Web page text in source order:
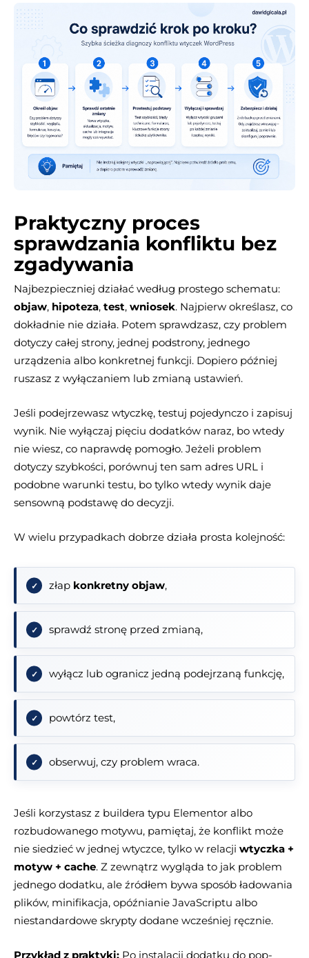
Praktyczny proces
sprawdzania konfliktu bez
zgadywania
Najbezpieczniej działać według prostego schematu:
objaw, hipoteza, test, wniosek. Najpierw określasz, co
dokładnie nie działa. Potem sprawdzasz, czy problem
dotyczy całej strony, jednej podstrony, jednego
urządzenia albo konkretnej funkcji. Dopiero później
ruszasz z wyłączaniem lub zmianą ustawień.
Jeśli podejrzewasz wtyczkę, testuj pojedynczo i zapisuj
wynik. Nie wyłączaj pięciu dodatków naraz, bo wtedy
nie wiesz, co naprawdę pomogło. Jeżeli problem
dotyczy szybkości, porównuj ten sam adres URL i
podobne warunki testu, bo tylko wtedy wynik daje
sensowną podstawę do decyzji.
W wielu przypadkach dobrze działa prosta kolejność:
złap konkretny objaw,
sprawdź stronę przed zmianą,
wyłącz lub ogranicz jedną podejrzaną funkcję,
powtórz test,
obserwuj, czy problem wraca.
Jeśli korzystasz z buildera typu Elementor albo
rozbudowanego motywu, pamiętaj, że konflikt może
nie siedzieć w jednej wtyczce, tylko w relacji wtyczka +
motyw + cache. Z zewnątrz wygląda to jak problem
jednego dodatku, ale źródłem bywa sposób ładowania
plików, minifikacja, opóźnianie JavaScriptu albo
niestandardowe skrypty dodane wcześniej ręcznie.
Przykład z praktyki: Po instalacji dodatku do pop-